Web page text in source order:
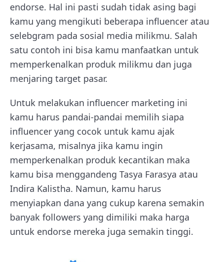
endorse. Hal ini pasti sudah tidak asing bagi
kamu yang mengikuti beberapa influencer atau
selebgram pada sosial media milikmu. Salah
satu contoh ini bisa kamu manfaatkan untuk
memperkenalkan produk milikmu dan juga
menjaring target pasar.
Untuk melakukan influencer marketing ini
kamu harus pandai-pandai memilih siapa
influencer yang cocok untuk kamu ajak
kerjasama, misalnya jika kamu ingin
memperkenalkan produk kecantikan maka
kamu bisa menggandeng Tasya Farasya atau
Indira Kalistha. Namun, kamu harus
menyiapkan dana yang cukup karena semakin
banyak followers yang dimiliki maka harga
untuk endorse mereka juga semakin tinggi.